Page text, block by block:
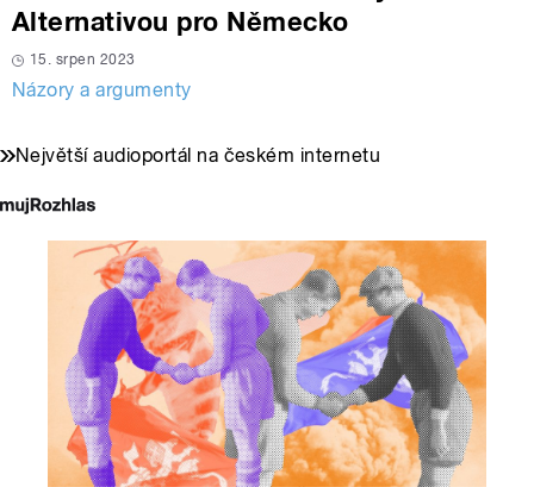
Alternativou pro Německo
15. srpen 2023
Názory a argumenty
Největší audioportál na českém internetu